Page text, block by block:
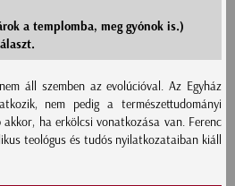
a templomba, meg gyónok is.)
áll szemben az evolúcióval. Az Egyház
nem pedig a természettudományi
ha erkölcsi vonatkozása van. Ferenc
teológus és tudós nyilatkozataiban kiáll